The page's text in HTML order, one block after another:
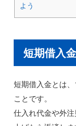
よう
短期借入
短期借入金とは
ことです。
仕入れ代金や外